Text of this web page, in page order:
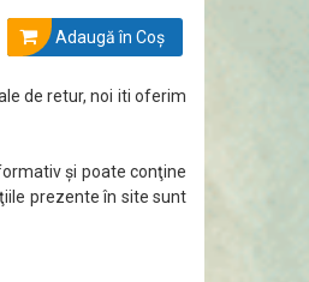
Adaugă în Coş
de retur, noi iti oferim
şi poate conţine
prezente în site sunt